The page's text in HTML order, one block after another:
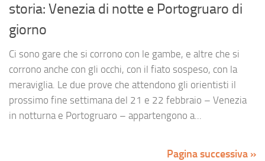
storia: Venezia di notte e Portogruaro di
giorno
Ci sono gare che si corrono con le gambe, e altre che si
corrono anche con gli occhi, con il fiato sospeso, con la
meraviglia. Le due prove che attendono gli orientisti il
prossimo fine settimana del 21 e 22 febbraio – Venezia
in notturna e Portogruaro – appartengono a...
Pagina successiva »